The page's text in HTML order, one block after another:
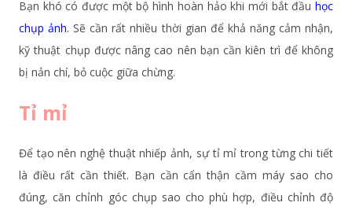
Bạn khó có được một bộ hình hoàn hảo khi mới bắt đầu học
chụp ảnh. Sẽ cần rất nhiều thời gian để khả năng cảm nhận,
kỹ thuật chụp được nâng cao nên bạn cần kiên trì để không
bị nản chí, bỏ cuộc giữa chừng.
Tỉ mỉ
Để tạo nên nghệ thuật nhiếp ảnh, sự tỉ mỉ trong từng chi tiết
là điều rất cần thiết. Bạn cần cẩn thận cầm máy sao cho
đúng, căn chỉnh góc chụp sao cho phù hợp, điều chỉnh độ